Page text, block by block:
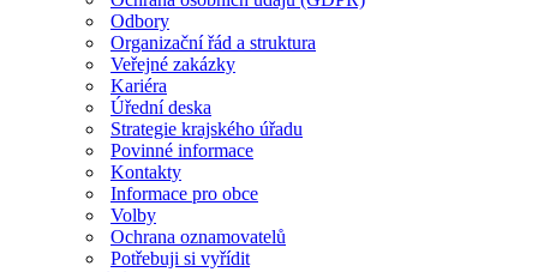
Odbory
Organizační řád a struktura
Veřejné zakázky
Kariéra
Úřední deska
Strategie krajského úřadu
Povinné informace
Kontakty
Informace pro obce
Volby
Ochrana oznamovatelů
Potřebuji si vyřídit